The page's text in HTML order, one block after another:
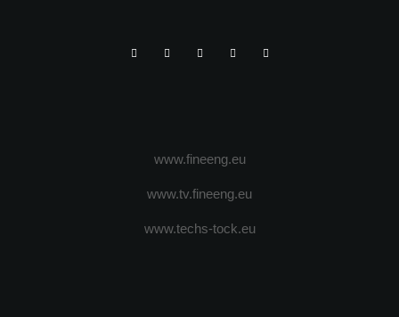
www.fineeng.eu
www.tv.fineeng.eu
www.techs-tock.eu